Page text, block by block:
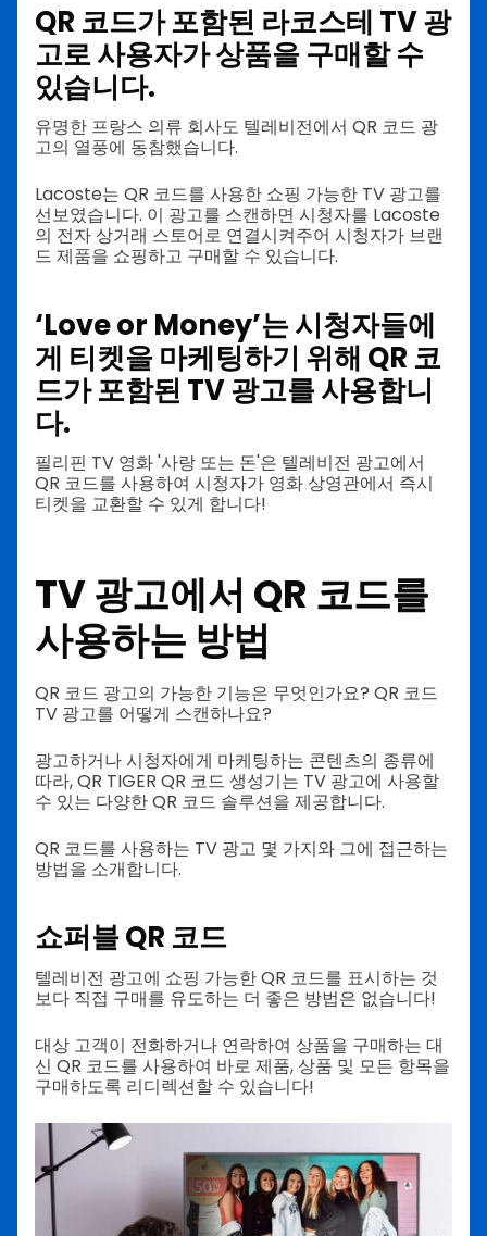
QR 코드가 포함된 라코스테 TV 광
고로 사용자가 상품을 구매할 수
있습니다.
유명한 프랑스 의류 회사도 텔레비전에서 QR 코드 광
고의 열풍에 동참했습니다.
Lacoste는 QR 코드를 사용한 쇼핑 가능한 TV 광고를
선보였습니다. 이 광고를 스캔하면 시청자를 Lacoste
의 전자 상거래 스토어로 연결시켜주어 시청자가 브랜
드 제품을 쇼핑하고 구매할 수 있습니다.
‘Love or Money’는 시청자들에
게 티켓을 마케팅하기 위해 QR 코
드가 포함된 TV 광고를 사용합니
다.
필리핀 TV 영화 '사랑 또는 돈'은 텔레비전 광고에서
QR 코드를 사용하여 시청자가 영화 상영관에서 즉시
티켓을 교환할 수 있게 합니다!
TV 광고에서 QR 코드를
사용하는 방법
QR 코드 광고의 가능한 기능은 무엇인가요? QR 코드
TV 광고를 어떻게 스캔하나요?
광고하거나 시청자에게 마케팅하는 콘텐츠의 종류에
따라, QR TIGER QR 코드 생성기는 TV 광고에 사용할
수 있는 다양한 QR 코드 솔루션을 제공합니다.
QR 코드를 사용하는 TV 광고 몇 가지와 그에 접근하는
방법을 소개합니다.
쇼퍼블 QR 코드
텔레비전 광고에 쇼핑 가능한 QR 코드를 표시하는 것
보다 직접 구매를 유도하는 더 좋은 방법은 없습니다!
대상 고객이 전화하거나 연락하여 상품을 구매하는 대
신 QR 코드를 사용하여 바로 제품, 상품 및 모든 항목을
구매하도록 리디렉션할 수 있습니다!